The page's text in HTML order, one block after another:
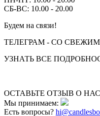
СБ-ВС: 10.00 - 20.00
Будем на связи!
ТЕЛЕГРАМ - СО
УЗНАТЬ ВСЕ
ОСТАВЬТЕ ОТЗЫВ О
Мы принимаем:
Есть вопросы?